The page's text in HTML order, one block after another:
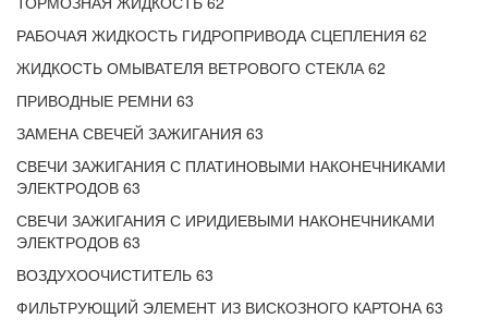
РАБОЧАЯ ЖИДКОСТЬ ГИДРОПРИВОДА СЦЕПЛЕНИЯ 62
ЖИДКОСТЬ ОМЫВАТЕЛЯ ВЕТРОВОГО СТЕКЛА 62
ПРИВОДНЫЕ РЕМНИ 63
ЗАМЕНА СВЕЧЕЙ ЗАЖИГАНИЯ 63
СВЕЧИ ЗАЖИГАНИЯ С ПЛАТИНОВЫМИ НАКОНЕЧНИКАМИ
ЭЛЕКТРОДОВ 63
СВЕЧИ ЗАЖИГАНИЯ С ИРИДИЕВЫМИ НАКОНЕЧНИКАМИ
ЭЛЕКТРОДОВ 63
ВОЗДУХООЧИСТИТЕЛЬ 63
ФИЛЬТРУЮЩИЙ ЭЛЕМЕНТ ИЗ ВИСКОЗНОГО КАРТОНА 63